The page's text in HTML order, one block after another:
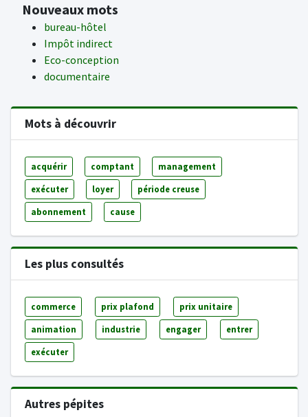
Nouveaux mots
bureau-hôtel
Impôt indirect
Eco-conception
documentaire
Mots à découvrir
acquérir comptant management
exécuter loyer période creuse
abonnement cause
Les plus consultés
commerce prix plafond prix unitaire
animation industrie engager entrer
exécuter
Autres pépites